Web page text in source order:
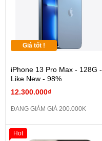
Giá tốt !
iPhone 13 Pro Max - 128G -
Like New - 98%
12.300.000₫
ĐANG GIẢM GIÁ 200.000K
Hot